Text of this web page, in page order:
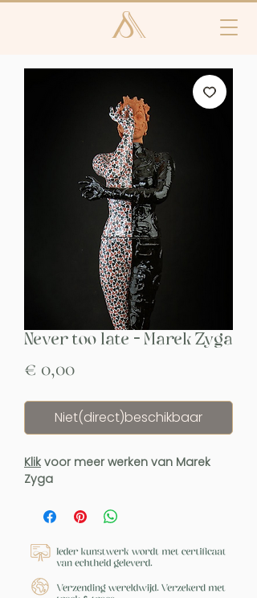
Never too late - Marek Zyga
€ 0,00Prijs
Niet(direct)beschikbaar
Klik voor meer werken van Marek
Zyga